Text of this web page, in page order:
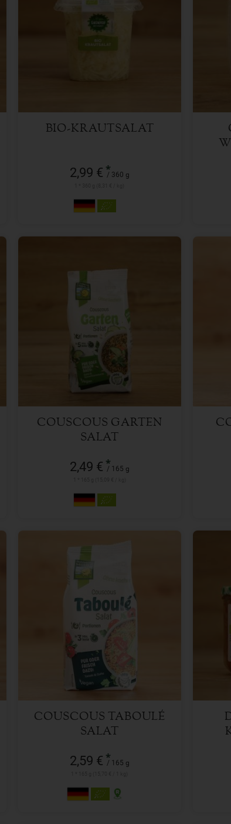
BIO-KRAUTSALAT
2,99 € *
/ 360 g
COUSCOUS GARTEN
SALAT
2,49 € *
/ 165 g
165 g
2,49
COUSCOUS TABOULÉ
SALAT
2,59 € *
/ 165 g
165 g
2,59